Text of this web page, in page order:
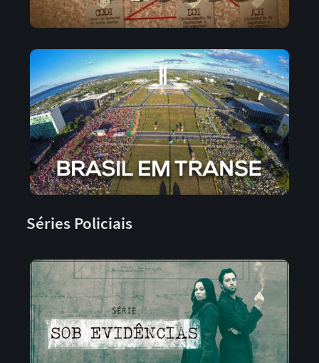
Séries Policiais